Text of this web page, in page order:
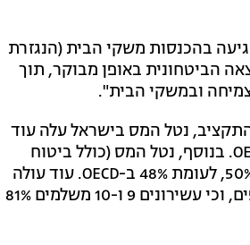
בהכנסות משקי הבית (הנגזרת
הביטחונית באופן מבוקר, תוך
ובמשקי הבית".
נטל המס בישראל עלה עוד
לפני המלחמה ל-33% מהתוצר - יותר מהממוצע המשוקלל במדינות OECD. בנוסף, נטל המס (כולל ביטוח
לאומי) על עובדים שמשתכרים 67% מעל לשכר הממוצע - מגיע כבר ל-50%, לעומת 48% ב-OECD. עוד עולה
מהנתונים כי בעשירון 10 משלמים 51% מההכנסה למיסים ישירים ועקיפים, וכי עשירונים 9 ו-10 משלמים 81%